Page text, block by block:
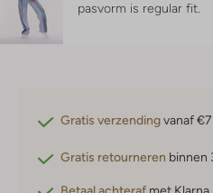
pasvorm is regular fit
Gratis verzendingvanaf
Gratis retourneren binnen